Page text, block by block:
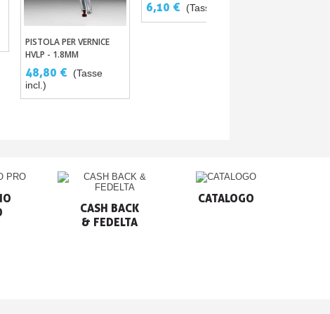
Aggiungi Al Carrello
PISTOLA PER VERNICE
HVLP - 1.8MM
48,80 €
(Tasse
incl.)
6,10 € (Tasse incl.)
CASH BACK
& FEDELTA
CATALOGO